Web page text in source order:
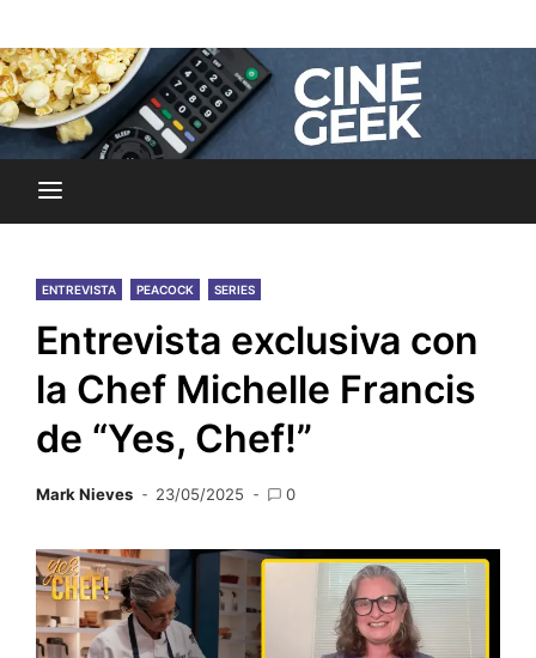
to
contentCine Geek
ENTREVISTA PEACOCK SERIES
Entrevista exclusiva con
la Chef Michelle Francis
de “Yes, Chef!”
Mark Nieves 23/05/2025 0